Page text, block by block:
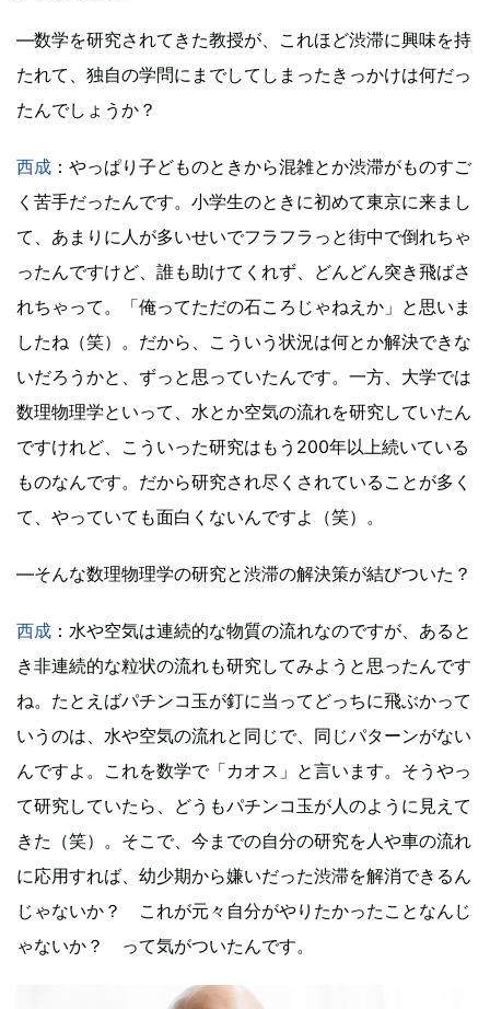
―数学を研究されてきた教授が、これほど渋滞に興味を持
たれて、独自の学問にまでしてしまったきっかけは何だっ
たんでしょうか？
西成 ：やっぱり子どものときから混雑とか渋滞がものすご
く苦手だったんです。小学生のときに初めて東京に来まし
て、あまりに人が多いせいでフラフラっと街中で倒れちゃ
ったんですけど、誰も助けてくれず、どんどん突き飛ばさ
れちゃって。「俺ってただの石ころじゃねえか」と思いま
したね（笑）。だから、こういう状況は何とか解決できな
いだろうかと、ずっと思っていたんです。一方、大学では
数理物理学といって、水とか空気の流れを研究していたん
ですけれど、こういった研究はもう200年以上続いている
ものなんです。だから研究され尽くされていることが多く
て、やっていても面白くないんですよ（笑）。
―そんな数理物理学の研究と渋滞の解決策が結びついた？
西成 ：水や空気は連続的な物質の流れなのですが、あると
き非連続的な粒状の流れも研究してみようと思ったんです
ね。たとえばパチンコ玉が釘に当ってどっちに飛ぶかって
いうのは、水や空気の流れと同じで、同じパターンがない
んですよ。これを数学で「カオス」と言います。そうやっ
て研究していたら、どうもパチンコ玉が人のように見えて
きた（笑）。そこで、今までの自分の研究を人や車の流れ
に応用すれば、幼少期から嫌いだった渋滞を解消できるん
じゃないか？ これが元々自分がやりたかったことなんじ
ゃないか？ って気がついたんです。